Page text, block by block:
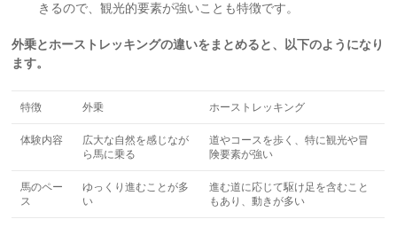
きるので、観光的要素が強いことも特徴です。
外乗とホーストレッキングの違いをまとめると、以下のようになり
ます。
特徴 外乗 ホーストレッキング
体験内容
広大な自然を感じなが
ら馬に乗る
道やコースを歩く、特に観光や冒
険要素が強い
馬のペー
ス
ゆっくり進むことが多
い
進む道に応じて駆け足を含むこと
もあり、動きが多い